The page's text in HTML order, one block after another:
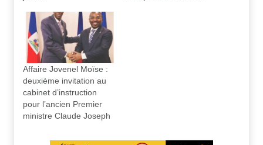
Affaire Jovenel Moïse :
deuxième invitation au
cabinet d’instruction
pour l’ancien Premier
ministre Claude Joseph